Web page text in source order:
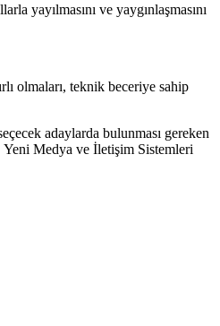
yayılmasını ve yaygınlaşmasını
olmaları, teknik beceriye sahip
adaylarda bulunması gereken
Medya ve İletişim Sistemleri